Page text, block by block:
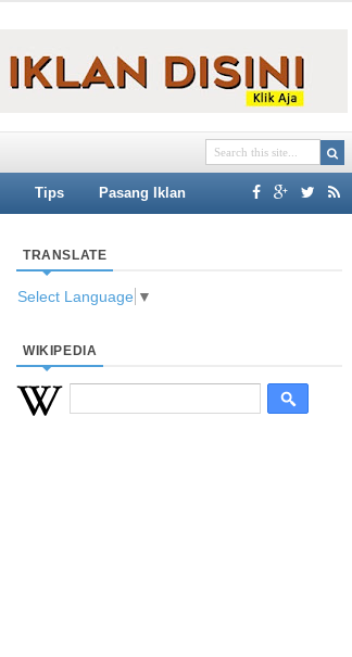
Tips Pasang Iklan
TRANSLATE
Select Language ▼
WIKIPEDIA